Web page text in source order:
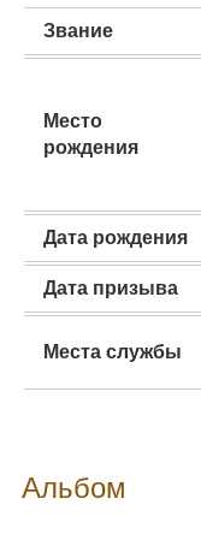
Звание
Место
рождения
Дата рождения
Дата призыва
Места службы
Альбом